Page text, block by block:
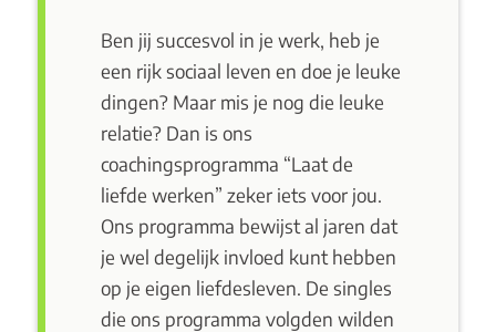
Ben jij succesvol in je werk, heb je
een rijk sociaal leven en doe je leuke
dingen? Maar mis je nog die leuke
relatie? Dan is ons
coachingsprogramma “Laat de
liefde werken” zeker iets voor jou.
Ons programma bewijst al jaren dat
je wel degelijk invloed kunt hebben
op je eigen liefdesleven. De singles
die ons programma volgden wilden